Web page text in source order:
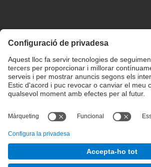
Configuració de privadesa